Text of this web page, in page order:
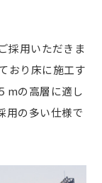
採用いただきま
おり床に施工す
mの高層に適し
用の多い仕様で